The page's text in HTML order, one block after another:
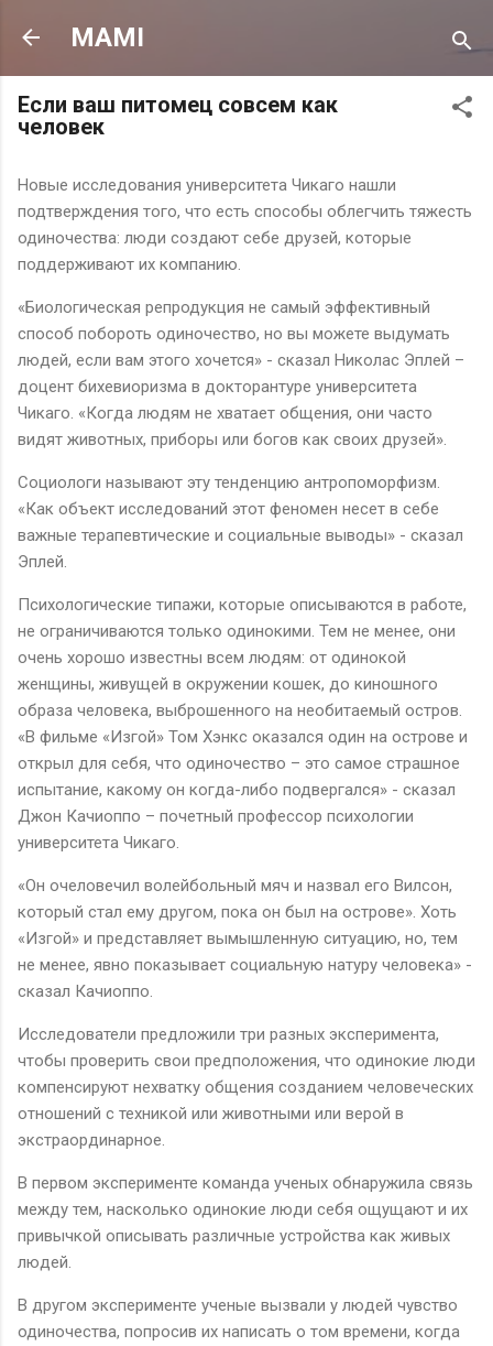
MAMI
Если ваш питомец совсем как
человек
Новые исследования университета Чикаго нашли
подтверждения того, что есть способы облегчить тяжесть
одиночества: люди создают себе друзей, которые
поддерживают их компанию.
«Биологическая репродукция не самый эффективный
способ побороть одиночество, но вы можете выдумать
людей, если вам этого хочется» - сказал Николас Эплей –
доцент бихевиоризма в докторантуре университета
Чикаго. «Когда людям не хватает общения, они часто
видят животных, приборы или богов как своих друзей».
Социологи называют эту тенденцию антропоморфизм.
«Как объект исследований этот феномен несет в себе
важные терапевтические и социальные выводы» - сказал
Эплей.
Психологические типажи, которые описываются в работе,
не ограничиваются только одинокими. Тем не менее, они
очень хорошо известны всем людям: от одинокой
женщины, живущей в окружении кошек, до киношного
образа человека, выброшенного на необитаемый остров.
«В фильме «Изгой» Том Хэнкс оказался один на острове и
открыл для себя, что одиночество – это самое страшное
испытание, какому он когда-либо подвергался» - сказал
Джон Качиоппо – почетный профессор психологии
университета Чикаго.
«Он очеловечил волейбольный мяч и назвал его Вилсон,
который стал ему другом, пока он был на острове». Хоть
«Изгой» и представляет вымышленную ситуацию, но, тем
не менее, явно показывает социальную натуру человека» -
сказал Качиоппо.
Исследователи предложили три разных эксперимента,
чтобы проверить свои предположения, что одинокие люди
компенсируют нехватку общения созданием человеческих
отношений с техникой или животными или верой в
экстраординарное.
В первом эксперименте команда ученых обнаружила связь
между тем, насколько одинокие люди себя ощущают и их
привычкой описывать различные устройства как живых
людей.
В другом эксперименте ученые вызвали у людей чувство
одиночества, попросив их написать о том времени, когда